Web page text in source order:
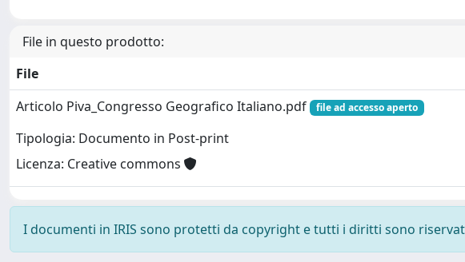
File in questo prodotto:
File
Articolo Piva_Congresso Geografico Italiano.pdf
file ad accesso aperto
Tipologia: Documento in Post-print
Licenza: Creative commons
I documenti in IRIS sono protetti da copyright e tutti i diritti sono